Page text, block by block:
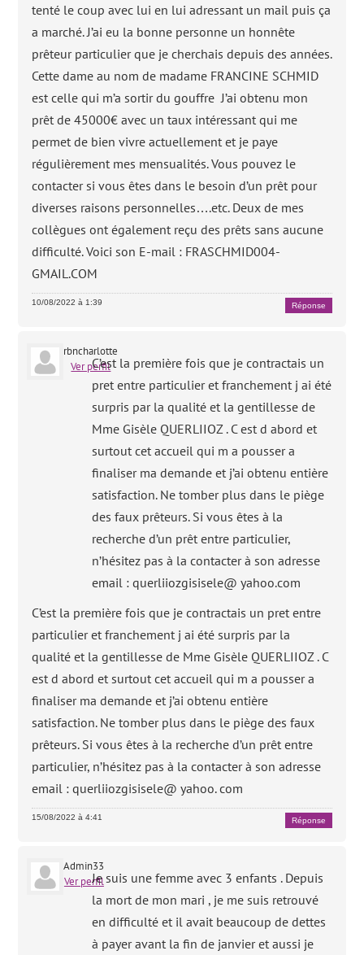
tenté le coup avec lui en lui adressant un mail puis ça
a marché. J’ai eu la bonne personne un honnête
prêteur particulier que je cherchais depuis des années.
Cette dame au nom de madame FRANCINE SCHMID
est celle qui m’a sortir du gouffre J’ai obtenu mon
prêt de 45000€ avec un taux intéressant qui me
permet de bien vivre actuellement et je paye
régulièrement mes mensualités. Vous pouvez le
contacter si vous êtes dans le besoin d’un prêt pour
diverses raisons personnelles….etc. Deux de mes
collègues ont également reçu des prêts sans aucune
difficulté. Voici son E-mail : FRASCHMID004-
GMAIL.COM
10/08/2022 à 1:39 Réponse
rbncharlotte
Ver perfilC’est la première fois que je contractais un
pret entre particulier et franchement j ai été
surpris par la qualité et la gentillesse de
Mme Gisèle QUERLIIOZ . C est d abord et
surtout cet accueil qui m a pousser a
finaliser ma demande et j’ai obtenu entière
satisfaction. Ne tomber plus dans le piège
des faux prêteurs. Si vous êtes à la
recherche d’un prêt entre particulier,
n’hésitez pas à la contacter à son adresse
email : querliiozgisisele@ yahoo.com
C’est la première fois que je contractais un pret entre
particulier et franchement j ai été surpris par la
qualité et la gentillesse de Mme Gisèle QUERLIIOZ . C
est d abord et surtout cet accueil qui m a pousser a
finaliser ma demande et j’ai obtenu entière
satisfaction. Ne tomber plus dans le piège des faux
prêteurs. Si vous êtes à la recherche d’un prêt entre
particulier, n’hésitez pas à la contacter à son adresse
email : querliiozgisisele@ yahoo. com
15/08/2022 à 4:41 Réponse
Admin33
Ver perfilJe suis une femme avec 3 enfants . Depuis
la mort de mon mari , je me suis retrouvé
en difficulté et il avait beaucoup de dettes
à payer avant la fin de janvier et aussi je